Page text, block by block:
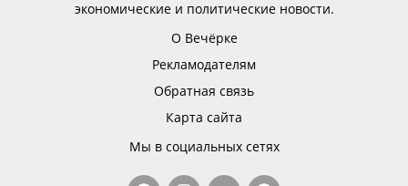
экономические и политические новости.
О Вечёрке
Рекламодателям
Обратная связь
Карта сайта
Мы в социальных сетях